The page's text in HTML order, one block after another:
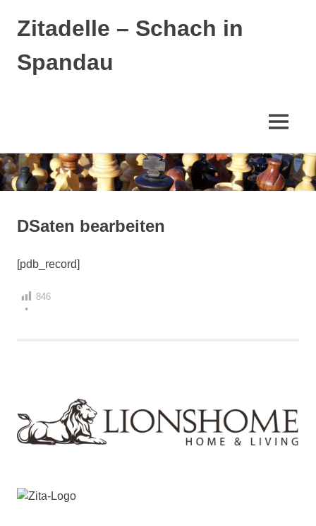
Zum
Inhalt
springen
Zitadelle – Schach in
Spandau
MENÜ
DSaten bearbeiten
[pdb_record]
846